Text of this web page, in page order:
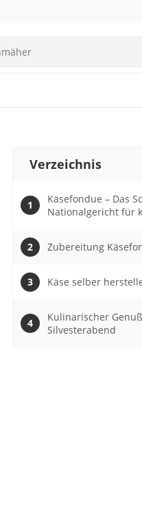
Verzeichnis
Käsefondue – Das
Nationalgericht für
Zubereitung
Käse selber
Kulinarischer
Silvesterabend